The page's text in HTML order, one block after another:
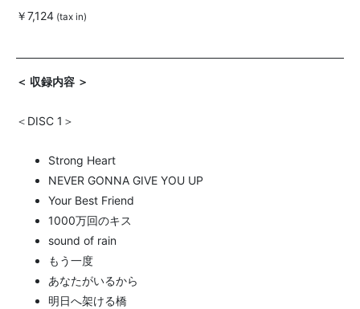
￥7,124 (tax in)
＜ 収録内容 ＞
＜DISC 1＞
Strong Heart
NEVER GONNA GIVE YOU UP
Your Best Friend
1000万回のキス
sound of rain
もう一度
あなたがいるから
明日へ架ける橋